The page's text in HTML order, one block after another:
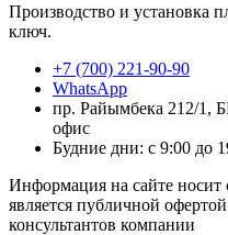
Производство и установка
ключ.
+7 (700) 221-90-90
WhatsApp
пр. Райымбека 212/1,
офис
Будние дни: с 9:00 до
Информация на сайте носит
является публичной
консультантов компании